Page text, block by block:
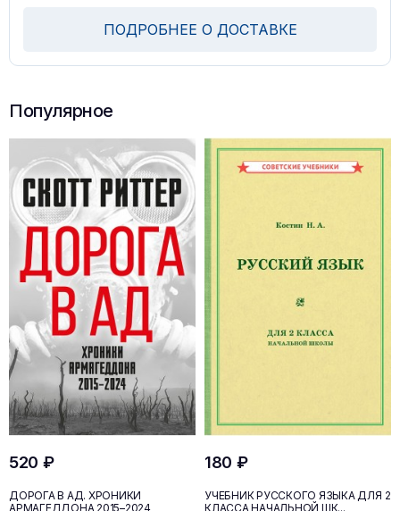
ПОДРОБНЕЕ О ДОСТАВКЕ
Популярное
520 ₽
ДОРОГА В АД. ХРОНИКИ
АРМАГЕДДОНА 2015–2024
180 ₽
УЧЕБНИК РУССКОГО ЯЗЫКА ДЛЯ 2
КЛАССА НАЧАЛЬНОЙ ШК...